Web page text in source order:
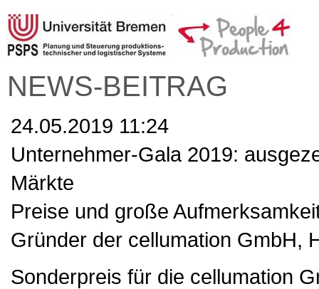
NEWS-BEITRAG
24.05.2019 11:24
Unternehmer-Gala 2019:
Märkte
Preise und große
Gründer der cellumation GmbH,
Sonderpreis für die cellumation